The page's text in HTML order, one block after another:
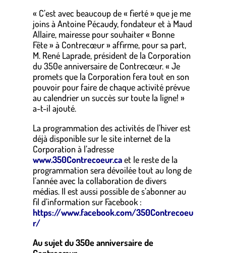
« C’est avec beaucoup de « fierté » que je me
joins à Antoine Pécaudy, fondateur et à Maud
Allaire, mairesse pour souhaiter « Bonne
Fête » à Contrecœur » affirme, pour sa part,
M. René Laprade, président de la Corporation
du 350e anniversaire de Contrecœur. « Je
promets que la Corporation fera tout en son
pouvoir pour faire de chaque activité prévue
au calendrier un succès sur toute la ligne! »
a-t-il ajouté.
La programmation des activités de l’hiver est
déjà disponible sur le site internet de la
Corporation à l’adresse
www.350Contrecoeur.caet le reste de la
programmation sera dévoilée tout au long de
l’année avec la collaboration de divers
médias. Il est aussi possible de s’abonner au
fil d’information sur Facebook :
https://www.facebook.com/350Contrecoeu
r/
Au sujet du 350e anniversaire de